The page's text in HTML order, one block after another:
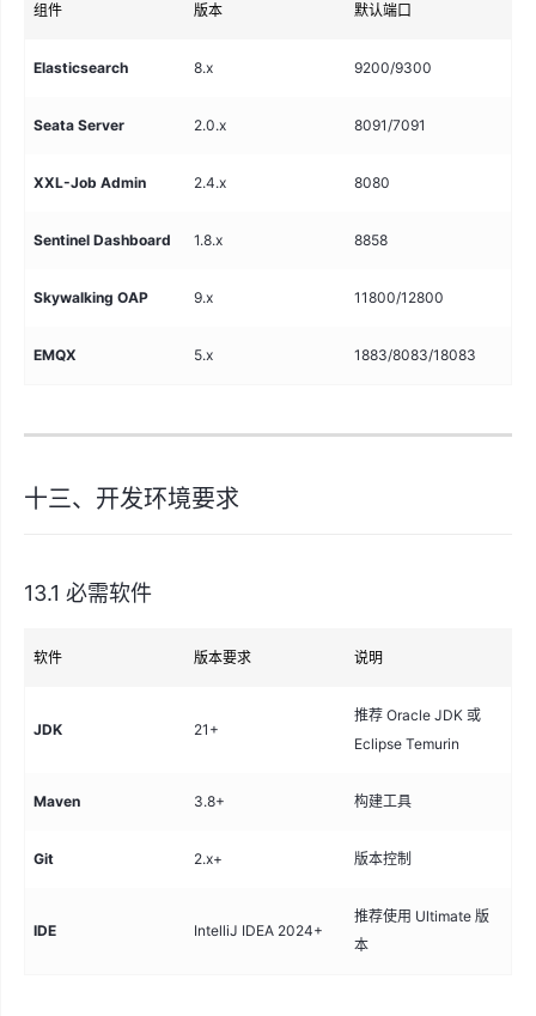
组件 版本 默认端口
Elasticsearch 8.x 9200/9300
Seata Server 2.0.x 8091/7091
XXL-Job Admin 2.4.x 8080
Sentinel Dashboard 1.8.x 8858
Skywalking OAP 9.x 11800/12800
EMQX 5.x 1883/8083/18083
十三、开发环境要求
13.1 必需软件
软件 版本要求 说明
JDK 21+
推荐 Oracle JDK 或
Eclipse Temurin
Maven 3.8+ 构建工具
Git 2.x+ 版本控制
IDE IntelliJ IDEA 2024+
推荐使用 Ultimate 版
本